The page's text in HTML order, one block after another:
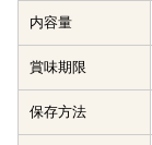
内容量
賞味期限
保存方法